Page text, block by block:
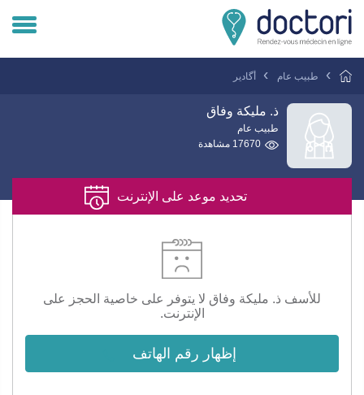
تسجيل دخول المريض
تسجيل دخول الطبيب
طبيب عام أگادير
ذ. مليكة وفاق
طبيب عام
17670 مشاهدة
تحديد موعد على الإنترنت
للأسف ذ. مليكة وفاق لا يتوفر على خاصية الحجز على
الإنترنت.
إظهار رقم الهاتف